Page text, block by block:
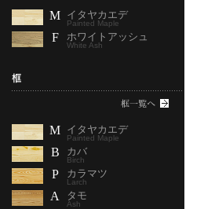
M イタヤカエデ
Painted Maple
F ホワイトアッシュ
White Ash
M イタヤカエデ
Painted Maple
B カバ
Birch
P カラマツ
Larch
A タモ
Ash